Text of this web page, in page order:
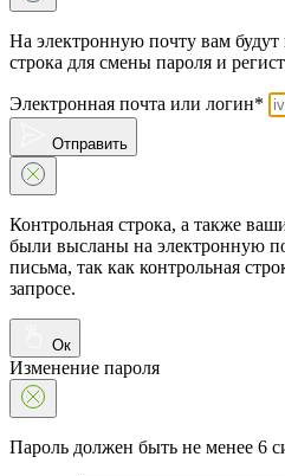
На электронную почту вам
строка для смены пароля и
Электронная почта или логин*
Отправить
Контрольная строка, а также
были высланы на электронную
письма, так как контрольная
запросе.
Ок
Изменение пароля
Пароль должен быть не менее 6